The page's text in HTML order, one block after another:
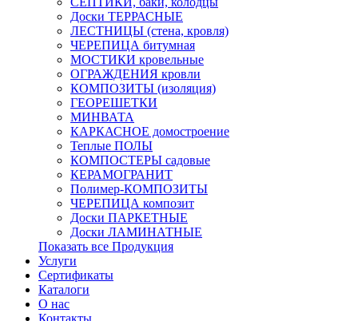
Доски ТЕРРАСНЫЕ
ЛЕСТНИЦЫ (стена, кровля)
ЧЕРЕПИЦА битумная
МОСТИКИ кровельные
ОГРАЖДЕНИЯ кровли
КОМПОЗИТЫ (изоляция)
ГЕОРЕШЕТКИ
МИНВАТА
КАРКАСНОЕ домостроение
Теплые ПОЛЫ
КОМПОСТЕРЫ садовые
КЕРАМОГРАНИТ
Полимер-КОМПОЗИТЫ
ЧЕРЕПИЦА композит
Доски ПАРКЕТНЫЕ
Доски ЛАМИНАТНЫЕ
Показать все Продукция
Услуги
Сертификаты
Каталоги
О нас
Контакты